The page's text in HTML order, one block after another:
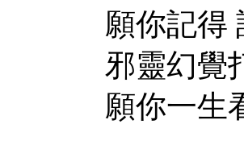
願你記得
邪靈幻覺
願你一生